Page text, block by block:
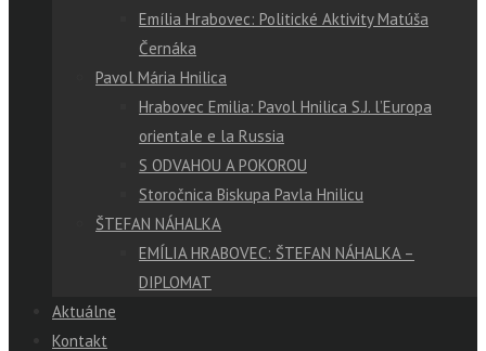
Emília Hrabovec: Politické Aktivity Matúša
Černáka
Pavol Mária Hnilica
Hrabovec Emilia: Pavol Hnilica S.J. l’Europa
orientale e la Russia
S ODVAHOU A POKOROU
Storočnica Biskupa Pavla Hnilicu
ŠTEFAN NÁHALKA
EMÍLIA HRABOVEC: ŠTEFAN NÁHALKA –
DIPLOMAT
Aktuálne
Kontakt